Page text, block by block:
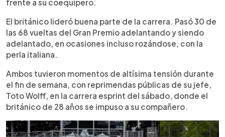
frente a su coequipero.
El británico lideró buena parte de la carrera. Pasó 30 de
las 68 vueltas del Gran Premio adelantando y siendo
adelantado, en ocasiones incluso rozándose, con la
perla italiana.
Ambos tuvieron momentos de altísima tensión durante
el fin de semana, con reprimendas públicas de su jefe,
Toto Wolff, en la carrera esprint del sábado, donde el
británico de 28 años se impuso a su compañero.